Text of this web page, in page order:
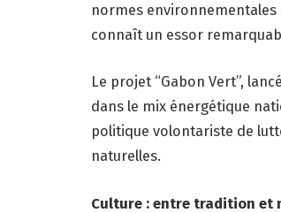
normes environnementales
connaît un essor
Le projet “Gabon Vert”,
dans le mix énergétique
politique volontariste de
naturelles.
Culture : entre tradition et